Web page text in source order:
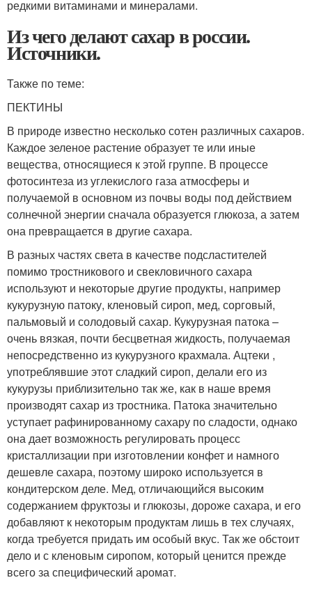
редкими витаминами и минералами.
Из чего делают сахар в россии.
Источники.
Также по теме:
ПЕКТИНЫ
В природе известно несколько сотен различных сахаров.
Каждое зеленое растение образует те или иные
вещества, относящиеся к этой группе. В процессе
фотосинтеза из углекислого газа атмосферы и
получаемой в основном из почвы воды под действием
солнечной энергии сначала образуется глюкоза, а затем
она превращается в другие сахара.
В разных частях света в качестве подсластителей
помимо тростникового и свекловичного сахара
используют и некоторые другие продукты, например
кукурузную патоку, кленовый сироп, мед, сорговый,
пальмовый и солодовый сахар. Кукурузная патока –
очень вязкая, почти бесцветная жидкость, получаемая
непосредственно из кукурузного крахмала. Ацтеки ,
употреблявшие этот сладкий сироп, делали его из
кукурузы приблизительно так же, как в наше время
производят сахар из тростника. Патока значительно
уступает рафинированному сахару по сладости, однако
она дает возможность регулировать процесс
кристаллизации при изготовлении конфет и намного
дешевле сахара, поэтому широко используется в
кондитерском деле. Мед, отличающийся высоким
содержанием фруктозы и глюкозы, дороже сахара, и его
добавляют к некоторым продуктам лишь в тех случаях,
когда требуется придать им особый вкус. Так же обстоит
дело и с кленовым сиропом, который ценится прежде
всего за специфический аромат.